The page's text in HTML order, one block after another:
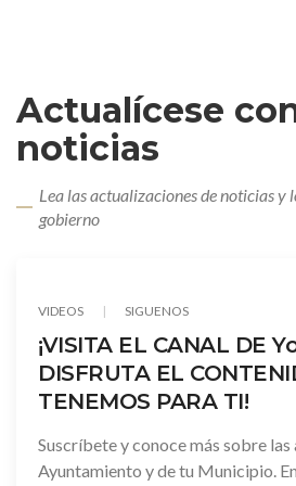
Actualícese
noticias
Lea las actualizaciones de noticias y
gobierno
VIDEOS
SIGUENOS
¡VISITA EL CANAL DE
DISFRUTA EL
TENEMOS PARA TI!
Suscríbete y conoce más sobre las
Ayuntamiento y de tu Municipio.